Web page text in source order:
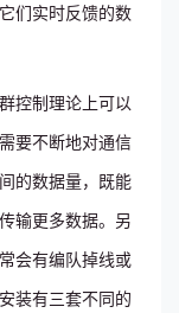
们实时反馈的数
控制理论上可以
要不断地对通信
的数据量，既能
输更多数据。另
会有编队掉线或
装有三套不同的